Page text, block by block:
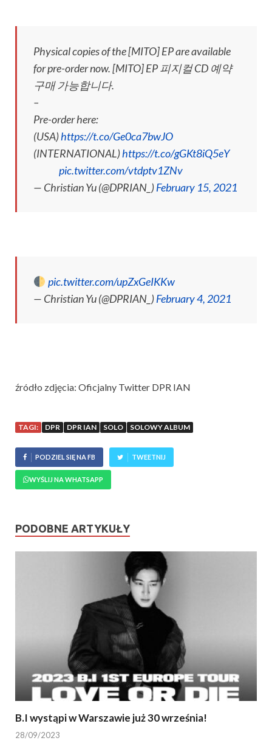
Physical copies of the [MITO] EP are available
for pre-order now. [MITO] EP 피지컬 CD 예약
구매 가능합니다.
–
Pre-order here:
(USA)https://t.co/Ge0ca7bwJO
(INTERNATIONAL)https://t.co/gGKt8iQ5eY
pic.twitter.com/vtdptv1ZNv
— Christian Yu (@DPRIAN_)February 15, 2021
pic.twitter.com/upZxGeIKKw
— Christian Yu (@DPRIAN_)February 4, 2021
źródło zdjęcia: Oficjalny Twitter DPR IAN
TAGI: DPR DPR IAN SOLO SOLOWY ALBUM
PODZIEL SIĘ NA FB TWEETNIJ
WYŚLIJ NA WHATSAPP
PODOBNE ARTYKUŁY
B.I wystąpi w Warszawie już 30 września!
28/09/2023